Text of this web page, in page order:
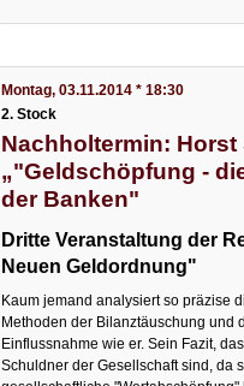
Montag, 03.11.2014 * 18:30
2. Stock
Nachholtermin: Horst
„"Geldschöpfung -
der Banken"
Dritte Veranstaltung der
Neuen Geldordnung"
Kaum jemand analysiert so präzise
Methoden der Bilanztäuschung und
Einflussnahme wie er. Sein Fazit,
Schuldner der Gesellschaft sind, da